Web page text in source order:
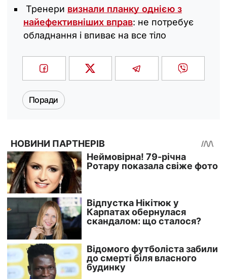
Тренери визнали планку однією з
найефективніших вправ: не потребує
обладнання і впиває на все тіло
Поради